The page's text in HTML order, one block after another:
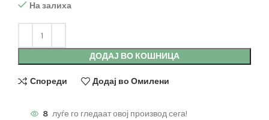
На залиха
ДОДАЈ ВО КОШНИЦА
Спореди Додај во Омилени
8 луѓе го гледаат овој производ сега!